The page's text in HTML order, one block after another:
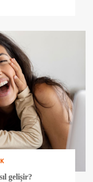
gelişir?